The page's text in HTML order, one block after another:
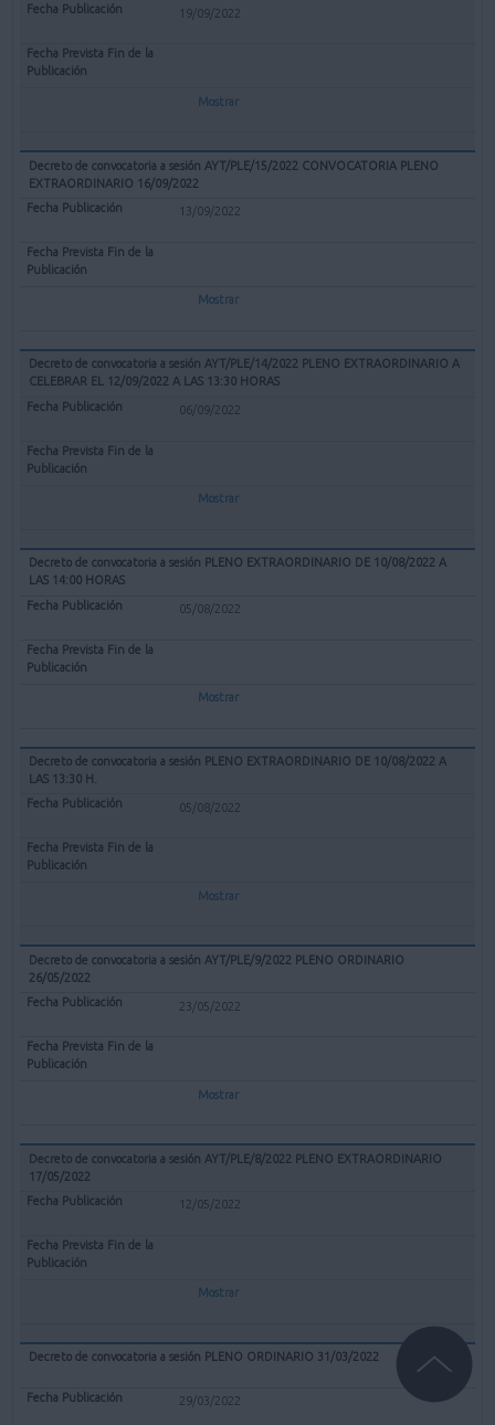
19/09/2022
Mostrar
Decreto de convocatoria a sesión AYT/PLE/15/2022 CONVOCATORIA PLENO
EXTRAORDINARIO 16/09/2022
13/09/2022
Mostrar
Decreto de convocatoria a sesión AYT/PLE/14/2022 PLENO EXTRAORDINARIO A
CELEBRAR EL 12/09/2022 A LAS 13:30 HORAS
06/09/2022
Mostrar
Decreto de convocatoria a sesión PLENO EXTRAORDINARIO DE 10/08/2022 A
LAS 14:00 HORAS
05/08/2022
Mostrar
Decreto de convocatoria a sesión PLENO EXTRAORDINARIO DE 10/08/2022 A
LAS 13:30 H.
05/08/2022
Mostrar
Decreto de convocatoria a sesión AYT/PLE/9/2022 PLENO ORDINARIO
26/05/2022
23/05/2022
Mostrar
Decreto de convocatoria a sesión AYT/PLE/8/2022 PLENO EXTRAORDINARIO
17/05/2022
12/05/2022
Mostrar
Decreto de convocatoria a sesión PLENO ORDINARIO 31/03/2022
29/03/2022